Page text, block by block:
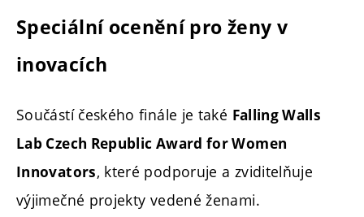
Speciální ocenění pro ženy v
inovacích
Součástí českého finále je také Falling Walls
Lab Czech Republic Award for Women
Innovators, které podporuje a zviditelňuje
výjimečné projekty vedené ženami.